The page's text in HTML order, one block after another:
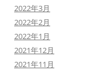
2022年3月
2022年2月
2022年1月
2021年12月
2021年11月